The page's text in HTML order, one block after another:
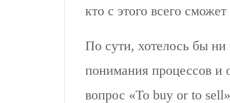
кто с этого всего
По сути, хотелось бы
понимания процессов и
вопрос «To buy or to